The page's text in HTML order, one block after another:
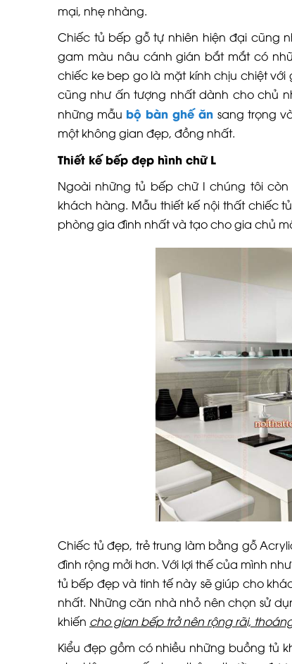
mại, nhẹ nhàng.
Chiếc tủ bếp gỗ tự nhiên hiện đại cũng
gam màu nâu cánh gián bắt mắt có
chiếc ke bep go là mặt kính chịu chiệt
cũng như ấn tượng nhất dành cho chủ
những mẫu bộ bàn ghế ăn sang trọng
một không gian đẹp, đồng nhất.
Thiết kế bếp đẹp hình chữ L
Ngoài những tủ bếp chữ I chúng tôi
khách hàng. Mẫu thiết kế nội thất chiếc
phòng gia đình nhất và tạo cho gia chủ
Chiếc tủ đẹp, trẻ trung làm bằng gỗ
đình rộng mởi hơn. Với lợi thế của mình
tủ bếp đẹp và tinh tế này sẽ giúp cho
nhất. Những căn nhà nhỏ nên chọn sử
khiến cho gian bếp trở nên rộng rãi,
Kiểu đẹp gồm có nhiều những buồng tủ